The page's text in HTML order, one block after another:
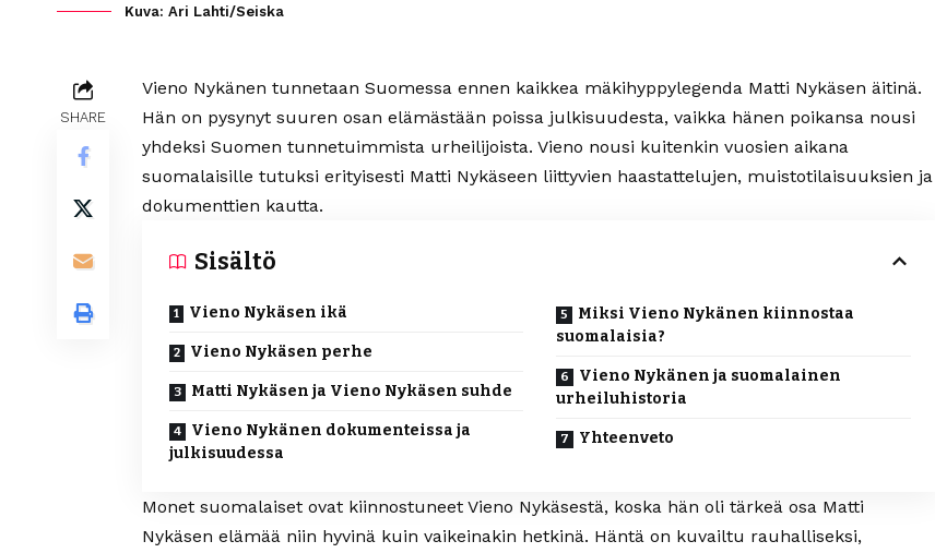
Kuva: Ari Lahti/Seiska
SHARE
Vieno Nykänen tunnetaan Suomessa ennen kaikkea mäkihyppylegenda Matti Nykäsen äitinä.
Hän on pysynyt suuren osan elämästään poissa julkisuudesta, vaikka hänen poikansa nousi
yhdeksi Suomen tunnetuimmista urheilijoista. Vieno nousi kuitenkin vuosien aikana
suomalaisille tutuksi erityisesti Matti Nykäseen liittyvien haastattelujen, muistotilaisuuksien ja
dokumenttien kautta.
Sisältö
Vieno Nykäsen ikä
Vieno Nykäsen perhe
Matti Nykäsen ja Vieno Nykäsen suhde
Vieno Nykänen dokumenteissa ja
julkisuudessa
Miksi Vieno Nykänen kiinnostaa
suomalaisia?
Vieno Nykänen ja suomalainen
urheiluhistoria
Yhteenveto
Monet suomalaiset ovat kiinnostuneet Vieno Nykäsestä, koska hän oli tärkeä osa Matti
Nykäsen elämää niin hyvinä kuin vaikeinakin hetkinä. Häntä on kuvailtu rauhalliseksi,